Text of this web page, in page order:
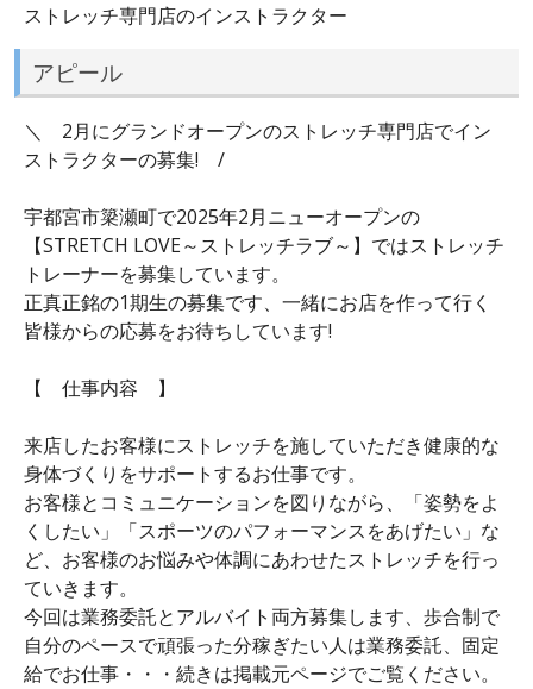
ストレッチ専門店のインストラクター
アピール
＼ 2月にグランドオープンのストレッチ専門店でイン
ストラクターの募集! /
宇都宮市簗瀬町で2025年2月ニューオープンの
【STRETCH LOVE～ストレッチラブ～】ではストレッチ
トレーナーを募集しています。
正真正銘の1期生の募集です、一緒にお店を作って行く
皆様からの応募をお待ちしています!
【 仕事内容 】
来店したお客様にストレッチを施していただき健康的な
身体づくりをサポートするお仕事です。
お客様とコミュニケーションを図りながら、「姿勢をよ
くしたい」「スポーツのパフォーマンスをあげたい」な
ど、お客様のお悩みや体調にあわせたストレッチを行っ
ていきます。
今回は業務委託とアルバイト両方募集します、歩合制で
自分のペースで頑張った分稼ぎたい人は業務委託、固定
給でお仕事・・・続きは掲載元ページでご覧ください。